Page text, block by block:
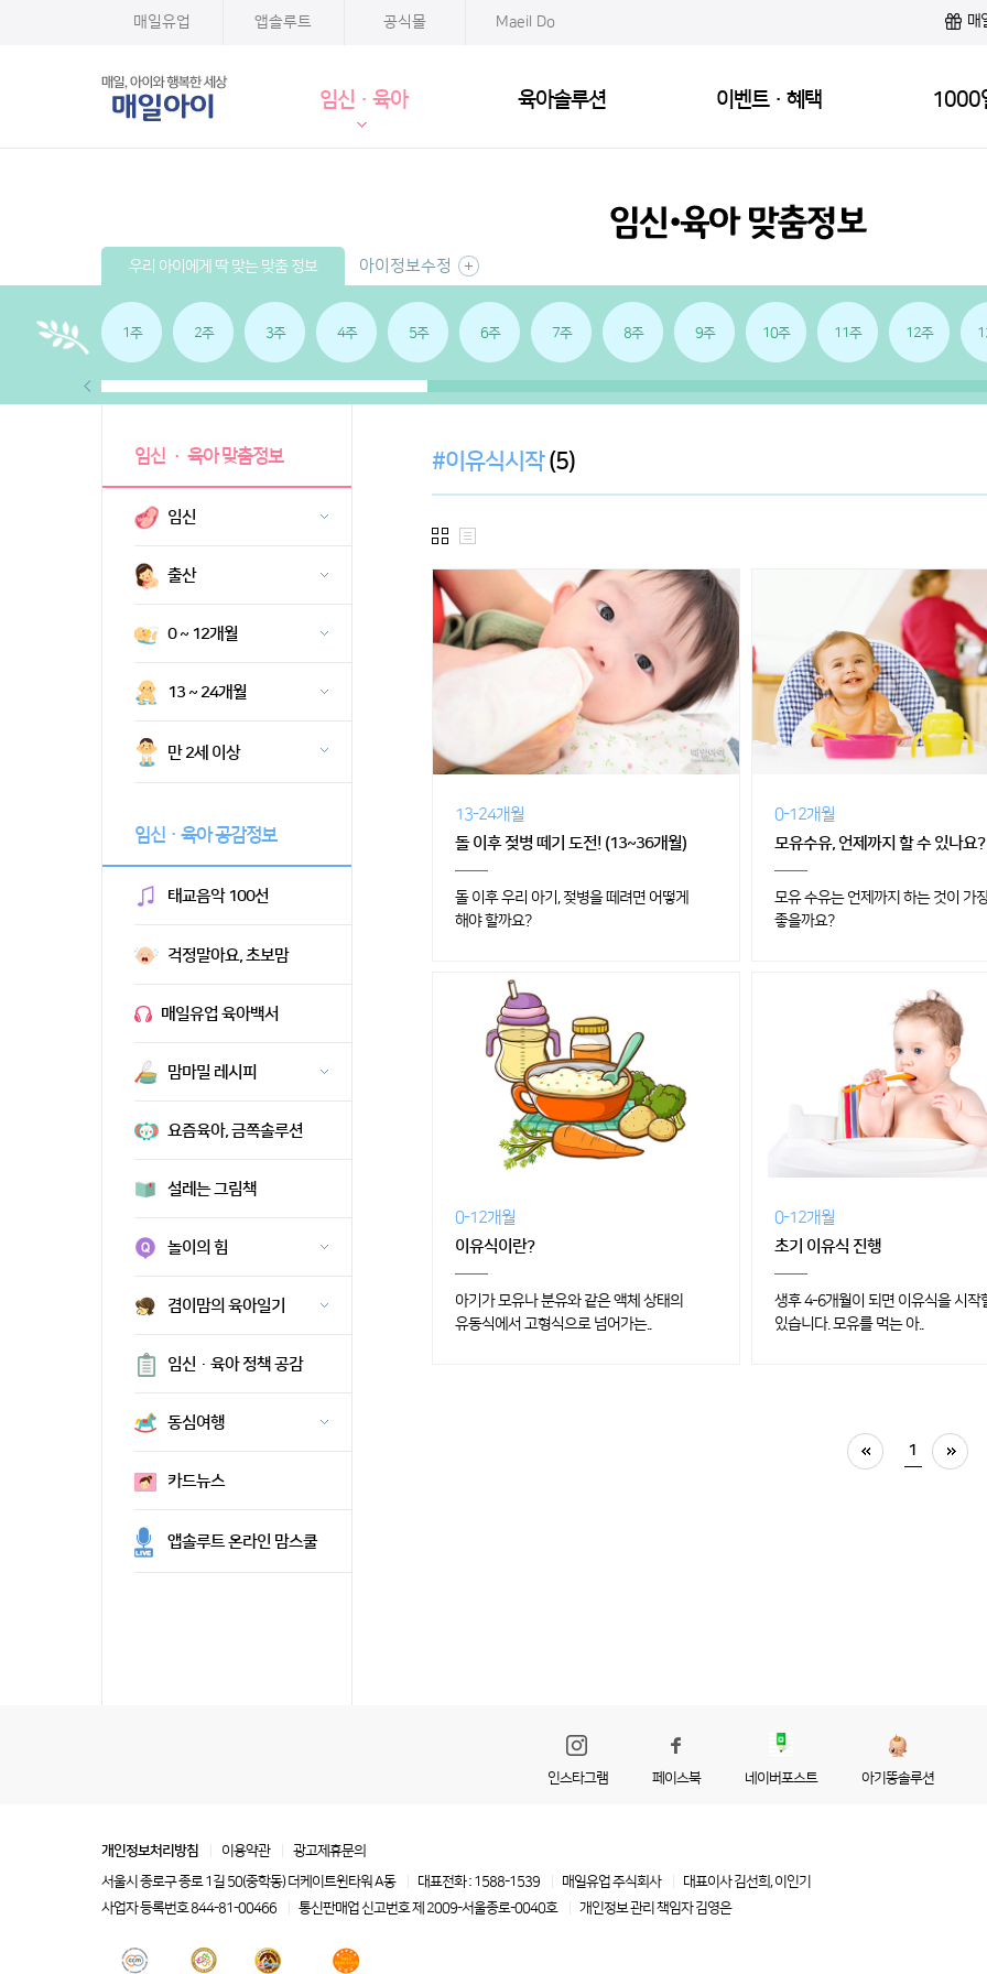
매일유업 앱솔루트 공식몰 Maeil Do 매
임신·육아 육아솔루션 이벤트·혜택 1000
우리 아이에게 딱 맞는 맞춤 정보 아이정보수정
1주 2주 3주 4주 5주 6주 7주 8주 9주 10주 11주 12주
임신 · 육아 맞춤정보
임신
출산
0 ~ 12개월
13 ~ 24개월
만 2세 이상
임신ㆍ육아 공감정보
태교음악 100선
걱정말아요, 초보맘
매일유업 육아백서
맘마밀 레시피
요즘육아, 금쪽솔루션
설레는 그림책
놀이의 힘
겸이맘의 육아일기
임신·육아 정책 공감
동심여행
카드뉴스
앱솔루트 온라인 맘스쿨
#이유식시작(5)
13-24개월
돌 이후 젖병 떼기 도전! (13~36개월)
돌 이후 우리 아기, 젖병을 떼려면 어떻게
해야 할까요?
0-12개월
모유수유, 언제까지 할 수 있나요?
모유 수유는 언제까지 하는 것이 가
좋을까요?
0-12개월
이유식이란?
아기가 모유나 분유와 같은 액체 상태의
유동식에서 고형식으로 넘어가는..
0-12개월
초기 이유식 진행
생후 4-6개월이 되면 이유식을 시작
있습니다. 모유를 먹는 아..
1
인스타그램 페이스북 네이버포스트 아기똥솔루션
개인정보처리방침 이용약관
광고제휴문의
서울시 종로구 종로 1길 50(중학동) 더케이트윈타워 A동
대표전화 : 1588-1539 매일유업 주식회사
대표이사 김선희, 이인기
사업자 등록번호 844-81-00466
통신판매업 신고번호 제 2009-서울종로-0040호 개인정보 관리 책임자김영은